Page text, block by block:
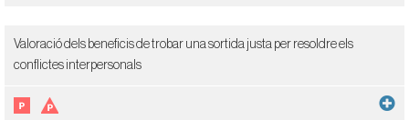
Valoració dels beneficis de trobar una sortida justa per resoldre els
conflictes interpersonals